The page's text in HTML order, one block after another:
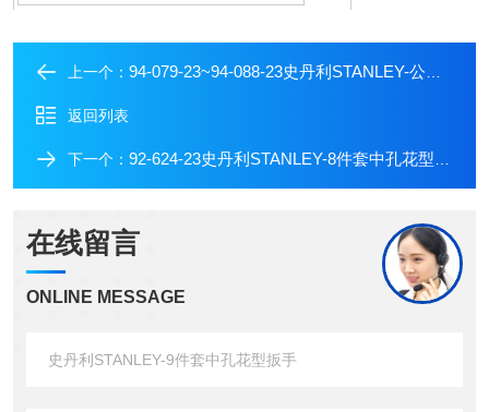
上一个： 94-079-23~94-088-23史丹利STANLEY-公制加长球头内六角扳手
返回列表
下一个： 92-624-23史丹利STANLEY-8件套中孔花型扳手
在线留言
ONLINE MESSAGE